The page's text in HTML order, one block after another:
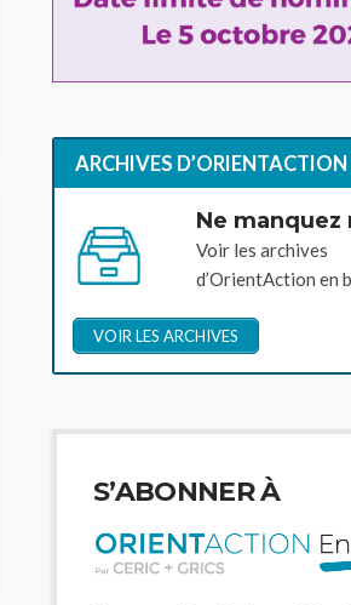
ARCHIVES D’ORIENTACTION
Ne manquez
Voir les archives
d’OrientAction en
VOIR LES ARCHIVES
S’ABONNER À